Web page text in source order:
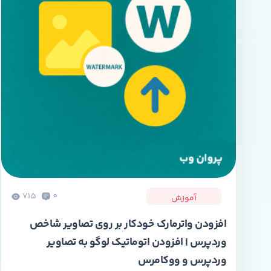
آموزش 0
715
افزودن واترمارک خودکار بر روی تصاویر شاخص
وردپرس | افزودن اتوماتیک لوگو به تصاویر
وردپرس و ووکامرس